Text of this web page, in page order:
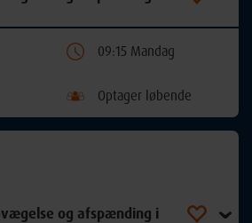
09:15 Mandag
Optager løbende
og afspænding i